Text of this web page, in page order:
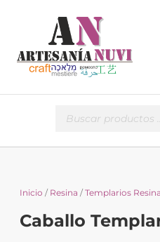
Inicio / Resina /Templarios Resina
Caballo